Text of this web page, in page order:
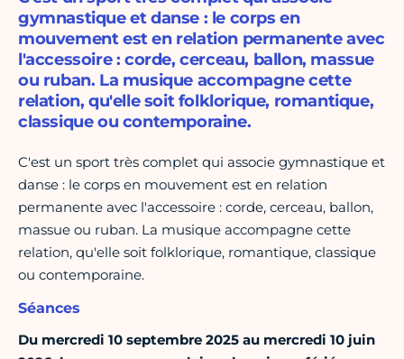
gymnastique et danse : le corps en
mouvement est en relation permanente avec
l'accessoire : corde, cerceau, ballon, massue
ou ruban. La musique accompagne cette
relation, qu'elle soit folklorique, romantique,
classique ou contemporaine.
C'est un sport très complet qui associe gymnastique et
danse : le corps en mouvement est en relation
permanente avec l'accessoire : corde, cerceau, ballon,
massue ou ruban. La musique accompagne cette
relation, qu'elle soit folklorique, romantique, classique
ou contemporaine.
Séances
Du mercredi 10 septembre 2025 au mercredi 10 juin